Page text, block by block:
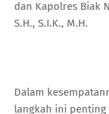
dan Kapolres Biak
S.H., S.I.K., M.H.
Dalam
langkah ini